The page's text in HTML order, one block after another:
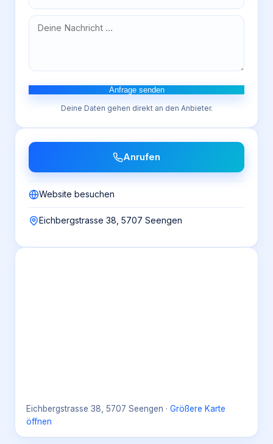
Anfrage senden
Deine Daten gehen direkt an den Anbieter.
Anrufen
Website besuchen
Eichbergstrasse 38, 5707 Seengen
Eichbergstrasse 38, 5707 Seengen · Größere Karte
öffnen